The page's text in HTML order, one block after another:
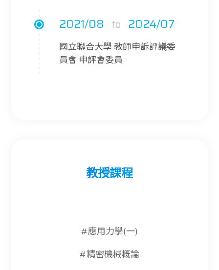
中山科學研究院 火箭飛彈研究
所 工程師
2021/08 to 2024/07
國立聯合大學 教師申訴評議委
員會 申評會委員
教授課程
#應用力學(一)
#精密機械概論